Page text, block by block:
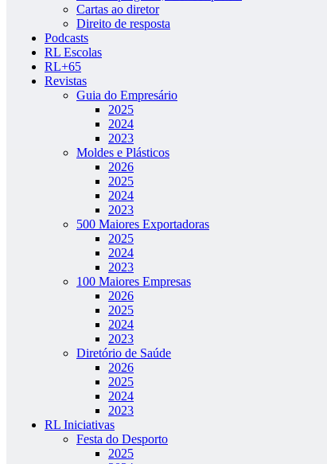
Cartas ao diretor
Direito de resposta
Podcasts
RL Escolas
RL+65
Revistas
Guia do Empresário
2025
2024
2023
Moldes e Plásticos
2026
2025
2024
2023
500 Maiores Exportadoras
2025
2024
2023
100 Maiores Empresas
2026
2025
2024
2023
Diretório de Saúde
2026
2025
2024
2023
RL Iniciativas
Festa do Desporto
2025